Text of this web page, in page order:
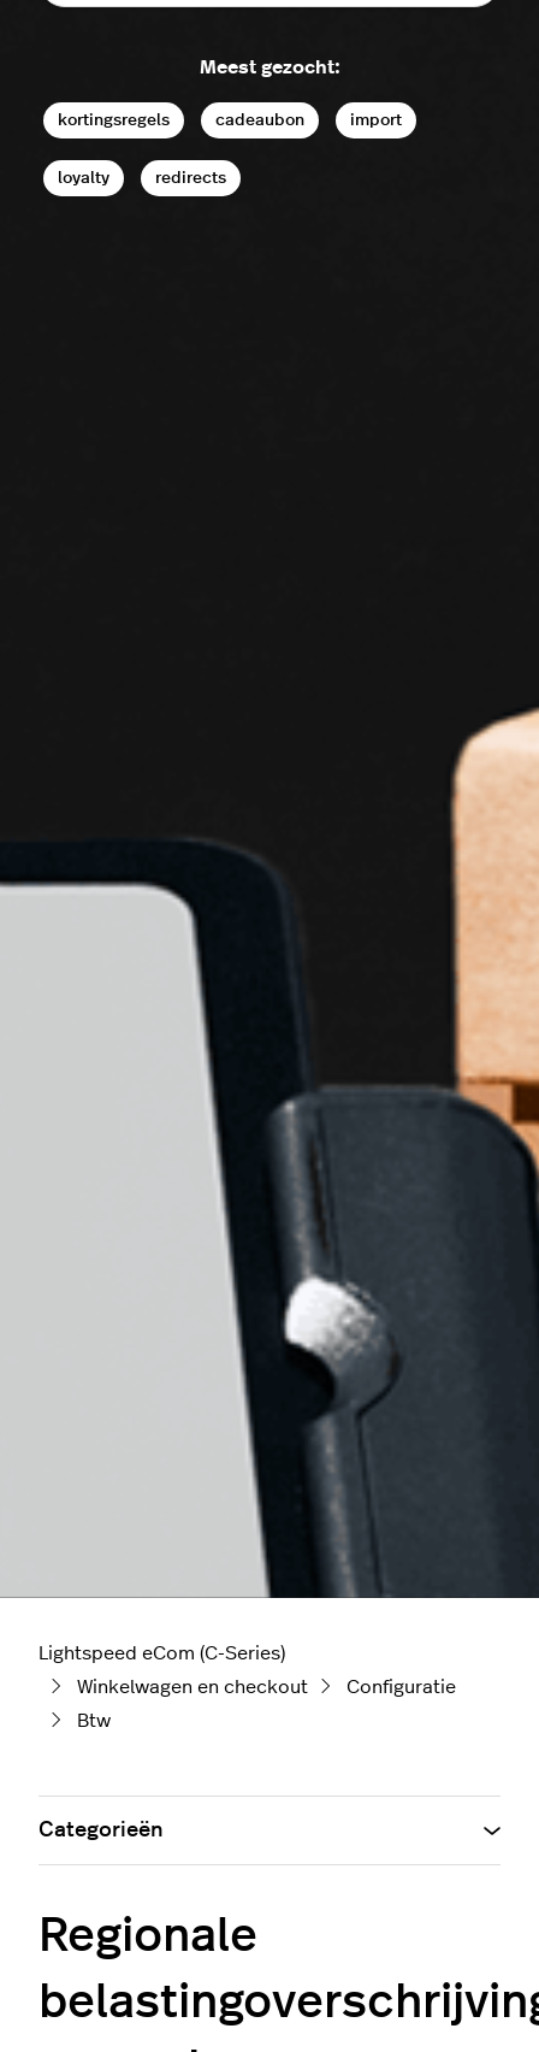
Meest gezocht:
kortingsregels cadeaubon import
loyalty redirects
Lightspeed eCom (C-Series)
Winkelwagen en checkout
Configuratie
Btw
Regionale
Categorieën